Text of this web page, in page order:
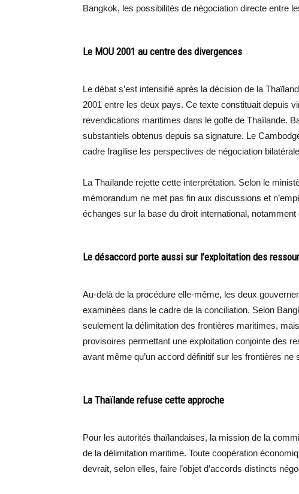
Bangkok, les possibilités de négociation directe entre
Le MOU 2001 au centre des divergences
Le débat s’est intensifié après la décision de la
2001 entre les deux pays. Ce texte constituait depuis
revendications maritimes dans le golfe de Thaïlande.
substantiels obtenus depuis sa signature. Le
cadre fragilise les perspectives de négociation
La Thaïlande rejette cette interprétation. Selon le
mémorandum ne met pas fin aux discussions et
échanges sur la base du droit international,
Le désaccord porte aussi sur l’exploitation des
Au-delà de la procédure elle-même, les deux
examinées dans le cadre de la conciliation. Selon
seulement la délimitation des frontières maritimes,
provisoires permettant une exploitation conjointe des
avant même qu’un accord définitif sur les frontières ne
La Thaïlande refuse cette approche
Pour les autorités thaïlandaises, la mission de la
de la délimitation maritime. Toute coopération
devrait, selon elles, faire l’objet d’accords distincts